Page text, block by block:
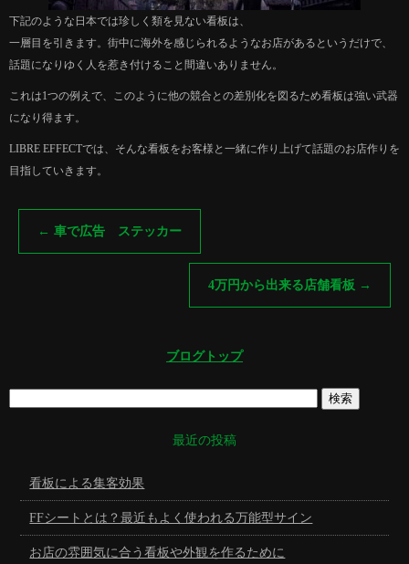
下記のような日本では珍しく類を見ない看板は、
一層目を引きます。街中に海外を感じられるようなお店があるというだけで、
話題になりゆく人を惹き付けること間違いありません。
これは1つの例えで、このように他の競合との差別化を図るため看板は強い武器
になり得ます。
LIBRE EFFECTでは、そんな看板をお客様と一緒に作り上げて話題のお店作りを
目指していきます。
← 車で広告 ステッカー
4万円から出来る店舗看板 →
ブログトップ
最近の投稿
看板による集客効果
FFシートとは？最近もよく使われる万能型サイン
お店の雰囲気に合う看板や外観を作るために